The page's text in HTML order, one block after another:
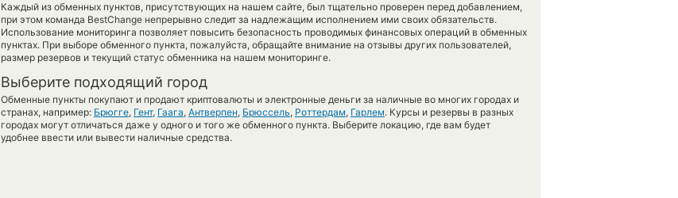
Каждый из обменных пунктов, присутствующих на нашем сайте, был тщательно проверен перед добавлением,
при этом команда BestChange непрерывно следит за надлежащим исполнением ими своих обязательств.
Использование мониторинга позволяет повысить безопасность проводимых финансовых операций в обменных
пунктах. При выборе обменного пункта, пожалуйста, обращайте внимание на отзывы других пользователей,
размер резервов и текущий статус обменника на нашем мониторинге.
Выберите подходящий город
Обменные пункты покупают и продают криптовалюты и электронные деньги за наличные во многих городах и
странах, например: Брюгге, Гент, Гаага, Антверпен, Брюссель, Роттердам, Гарлем. Курсы и резервы в разных
городах могут отличаться даже у одного и того же обменного пункта. Выберите локацию, где вам будет
удобнее ввести или вывести наличные средства.